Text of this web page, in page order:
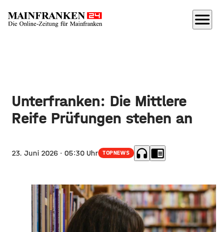
menu
Unterfranken: Die Mittlere
Reife Prüfungen stehen an
23. Juni 2026 · 05:30 Uhr TOPNEWS headphones chrome_reader_mode